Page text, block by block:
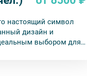
настоящий символ
дизайн и
выбором для